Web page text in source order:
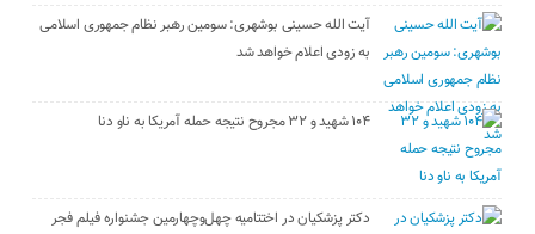
آیت الله حسینی بوشهری: سومین رهبر نظام جمهوری اسلامی
به زودی اعلام خواهد شد
۱۰۴ شهید و ۳۲ مجروح نتیجه حمله آمریکا به ناو دنا
دکتر پزشکیان در اختتامیه چهل‌وچهارمین جشنواره فیلم فجر